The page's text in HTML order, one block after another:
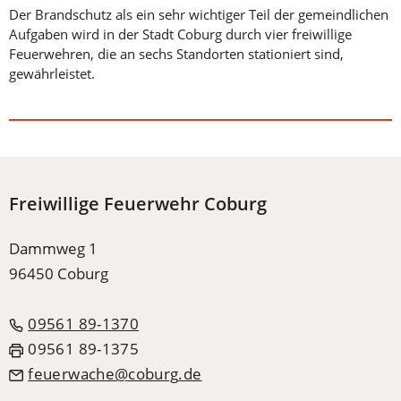
Der Brandschutz als ein sehr wichtiger Teil der gemeindlichen
Aufgaben wird in der Stadt Coburg durch vier freiwillige
Feuerwehren, die an sechs Standorten stationiert sind,
gewährleistet.
Freiwillige Feuerwehr Coburg
Dammweg 1
96450 Coburg
09561 89-1370
09561 89-1375
feuerwache
coburg de